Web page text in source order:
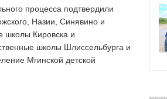
процесса подтвердили
Назии, Синявино и
школы Кировска и
школы Шлиссельбурга и
Мгинской детской